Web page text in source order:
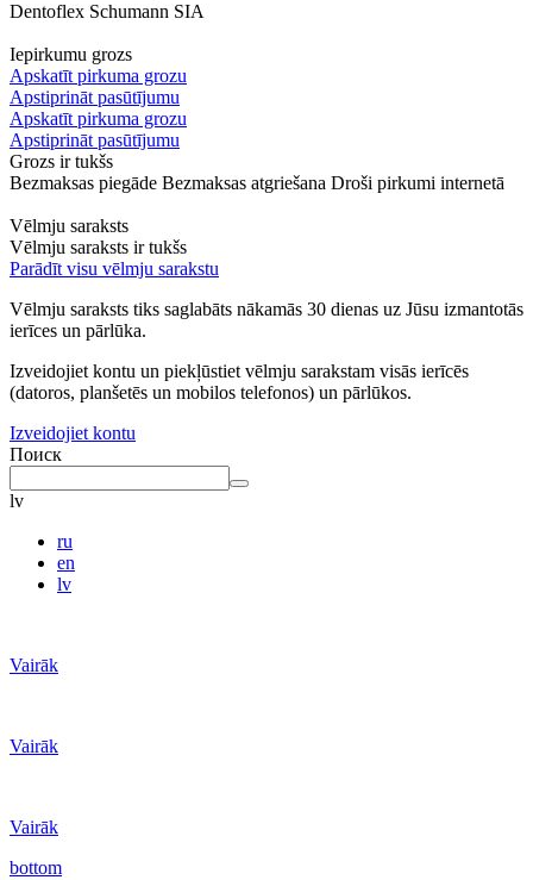
Dentoflex Schumann SIA
Iepirkumu grozs
Apskatīt pirkuma grozu
Apstiprināt pasūtījumu
Apskatīt pirkuma grozu
Apstiprināt pasūtījumu
Grozs ir tukšs
Bezmaksas piegāde Bezmaksas atgriešana Droši pirkumi internetā
Vēlmju saraksts
Vēlmju saraksts ir tukšs
Parādīt visu vēlmju sarakstu
Vēlmju saraksts tiks saglabāts nākamās 30 dienas uz Jūsu izmantotās
ierīces un pārlūka.
Izveidojiet kontu un piekļūstiet vēlmju sarakstam visās ierīcēs
(datoros, planšetēs un mobilos telefonos) un pārlūkos.
Izveidojiet kontu
Поиск
lv
ru
en
lv
Vairāk
Vairāk
Vairāk
bottom